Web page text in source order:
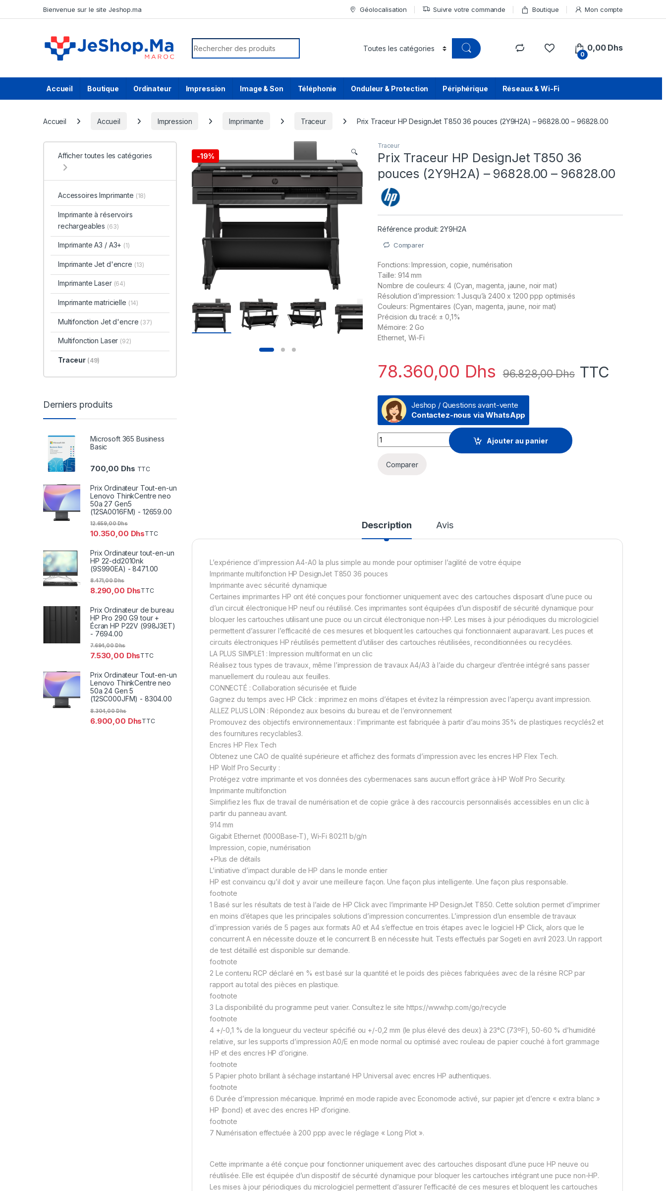
Bienvenue sur le site Jeshop.ma Géolocalisation Suivre votre commande Boutique Mon compte
Search for:
0
0,00 Dhs
Accueil Boutique Ordinateur Impression Image & Son Téléphonie Onduleur & Protection Périphérique Réseaux & Wi-Fi
Accueil Accueil Impression Imprimante Traceur Prix Traceur HP DesignJet T850 36 pouces (2Y9H2A) – 96828.00 – 96828.00
-19% 🔍
Traceur
Prix Traceur HP DesignJet T850 36
pouces (2Y9H2A) – 96828.00 – 96828.00
Référence produit: 2Y9H2A
Comparer
Fonctions: Impression, copie, numérisation
Taille: 914 mm
Nombre de couleurs: 4 (Cyan, magenta, jaune, noir mat)
Résolution d’impression: 1 Jusqu’à 2400 x 1200 ppp optimisés
Couleurs: Pigmentaires (Cyan, magenta, jaune, noir mat)
Précision du tracé: ± 0,1%
Mémoire: 2 Go
Ethernet, Wi-Fi
78.360,00 Dhs 96.828,00Dhs TTC
Jeshop / Questions avant-vente
Contactez-nous via WhatsApp
Prix Traceur HP DesignJet T850 36 pouces (2Y9H2A) - 96828.00 - 96828.00
Ajouter au panier
Comparer
Description Avis
L’expérience d’impression A4-A0 la plus simple au monde pour optimiser l’agilité de votre équipe
Imprimante multifonction HP DesignJet T850 36 pouces
Imprimante avec sécurité dynamique
Certaines imprimantes HP ont été conçues pour fonctionner uniquement avec des cartouches disposant d’une puce ou
d’un circuit électronique HP neuf ou réutilisé. Ces imprimantes sont équipées d’un dispositif de sécurité dynamique pour
bloquer les cartouches utilisant une puce ou un circuit électronique non-HP. Les mises à jour périodiques du micrologiciel
permettent d’assurer l’efficacité de ces mesures et bloquent les cartouches qui fonctionnaient auparavant. Les puces et
circuits électroniques HP réutilisés permettent d’utiliser des cartouches réutilisées, reconditionnées ou recyclées.
LA PLUS SIMPLE1 : Impression multiformat en un clic
Réalisez tous types de travaux, même l’impression de travaux A4/A3 à l’aide du chargeur d’entrée intégré sans passer
manuellement du rouleau aux feuilles.
CONNECTÉ : Collaboration sécurisée et fluide
Gagnez du temps avec HP Click : imprimez en moins d’étapes et évitez la réimpression avec l’aperçu avant impression.
ALLEZ PLUS LOIN : Répondez aux besoins du bureau et de l’environnement
Promouvez des objectifs environnementaux : l’imprimante est fabriquée à partir d’au moins 35% de plastiques recyclés2 et
des fournitures recyclables3.
Encres HP Flex Tech
Obtenez une CAO de qualité supérieure et affichez des formats d’impression avec les encres HP Flex Tech.
HP Wolf Pro Security :
Protégez votre imprimante et vos données des cybermenaces sans aucun effort grâce à HP Wolf Pro Security.
Imprimante multifonction
Simplifiez les flux de travail de numérisation et de copie grâce à des raccourcis personnalisés accessibles en un clic à
partir du panneau avant.
914 mm
Gigabit Ethernet (1000Base-T), Wi-Fi 802.11 b/g/n
Impression, copie, numérisation
+Plus de détails
L’initiative d’impact durable de HP dans le monde entier
HP est convaincu qu’il doit y avoir une meilleure façon. Une façon plus intelligente. Une façon plus responsable.
footnote
1 Basé sur les résultats de test à l’aide de HP Click avec l’imprimante HP DesignJet T850. Cette solution permet d’imprimer
en moins d’étapes que les principales solutions d’impression concurrentes. L’impression d’un ensemble de travaux
d’impression variés de 5 pages aux formats A0 et A4 s’effectue en trois étapes avec le logiciel HP Click, alors que le
concurrent A en nécessite douze et le concurrent B en nécessite huit. Tests effectués par Sogeti en avril 2023. Un rapport
de test détaillé est disponible sur demande.
footnote
2 Le contenu RCP déclaré en % est basé sur la quantité et le poids des pièces fabriquées avec de la résine RCP par
rapport au total des pièces en plastique.
footnote
3 La disponibilité du programme peut varier. Consultez le site https://www.hp.com/go/recycle
footnote
4 +/-0,1 % de la longueur du vecteur spécifié ou +/-0,2 mm (le plus élevé des deux) à 23°C (73ºF), 50-60 % d’humidité
relative, sur les supports d’impression A0/E en mode normal ou optimisé avec rouleau de papier couché à fort grammage
HP et des encres HP d’origine.
footnote
5 Papier photo brillant à séchage instantané HP Universal avec encres HP authentiques.
footnote
6 Durée d’impression mécanique. Imprimé en mode rapide avec Economode activé, sur papier jet d’encre « extra blanc »
HP (bond) et avec des encres HP d’origine.
footnote
7 Numérisation effectuée à 200 ppp avec le réglage « Long Plot ».
Cette imprimante a été conçue pour fonctionner uniquement avec des cartouches disposant d’une puce HP neuve ou
réutilisée. Elle est équipée d’un dispositif de sécurité dynamique pour bloquer les cartouches intégrant une puce non-HP.
Les mises à jour périodiques du micrologiciel permettent d’assurer l’efficacité de ces mesures et bloquent les cartouches
Afficher toutes les catégories
Accessoires Imprimante (18)
Imprimante à réservoirs
rechargeables (63)
Imprimante A3 / A3+ (1)
Imprimante Jet d'encre (13)
Imprimante Laser (64)
Imprimante matricielle (14)
Multifonction Jet d'encre (37)
Multifonction Laser (92)
Traceur (49)
Derniers produits
Microsoft 365 Business
Basic
700,00 Dhs TTC
Prix Ordinateur Tout-en-un
Lenovo ThinkCentre neo
50a 27 Gen5
(12SA0016FM) - 12659.00
10.350,00 Dhs
12.659,00Dhs
TTC
Prix Ordinateur tout-en-un
HP 22-dd2010nk
(9S990EA) - 8471.00
8.290,00 Dhs
8.471,00Dhs
TTC
Prix Ordinateur de bureau
HP Pro 290 G9 tour +
Écran HP P22V (998J3ET)
- 7694.00
7.530,00 Dhs
7.694,00Dhs
TTC
Prix Ordinateur Tout-en-un
Lenovo ThinkCentre neo
50a 24 Gen 5
(12SC000JFM) - 8304.00
6.900,00 Dhs
8.304,00Dhs
TTC